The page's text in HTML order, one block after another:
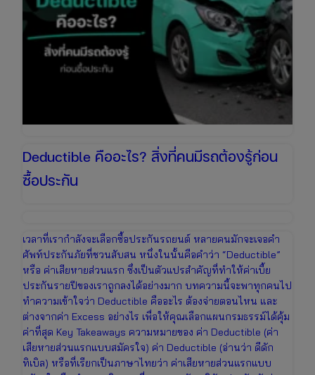
Deductible คืออะไร? สิ่งที่คนมีรถต้องรู้ก่อน
ซื้อประกัน
เวลาที่เรากำลังจะเลือกซื้อประกันรถยนต์ หลายคนมักจะเจอคำ
ศัพท์ประกันภัยที่ชวนสับสน หนึ่งในนั้นคือคำว่า “Deductible”
หรือ ค่าเสียหายส่วนแรก ซึ่งเป็นตัวแปรสำคัญที่ทำให้ค่าเบี้ย
ประกันรายปีของเราถูกลงได้อย่างมาก บทความนี้จะพาทุกคนไป
ทำความเข้าใจว่า Deductible คืออะไร ต้องจ่ายตอนไหน และ
ต่างจากค่า Excess อย่างไร เพื่อให้คุณเลือกแผนกรมธรรม์ได้คุ้ม
ค่าที่สุด Key Takeaways ความหมายของ ค่า Deductible (ค่า
เสียหายส่วนแรกแบบสมัครใจ) ค่า Deductible (อ่านว่า ดีดัก
ทิเบิล) หรือที่เรียกเป็นภาษาไทยว่า ค่าเสียหายส่วนแรกแบบ